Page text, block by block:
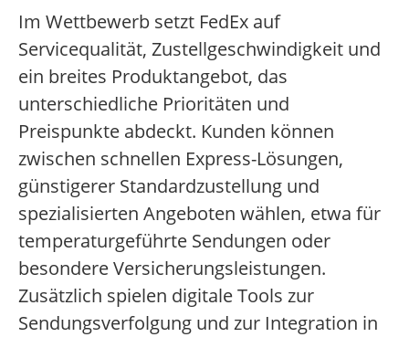
Im Wettbewerb setzt FedEx auf
Servicequalität, Zustellgeschwindigkeit und
ein breites Produktangebot, das
unterschiedliche Prioritäten und
Preispunkte abdeckt. Kunden können
zwischen schnellen Express-Lösungen,
günstigerer Standardzustellung und
spezialisierten Angeboten wählen, etwa für
temperaturgeführte Sendungen oder
besondere Versicherungsleistungen.
Zusätzlich spielen digitale Tools zur
Sendungsverfolgung und zur Integration in